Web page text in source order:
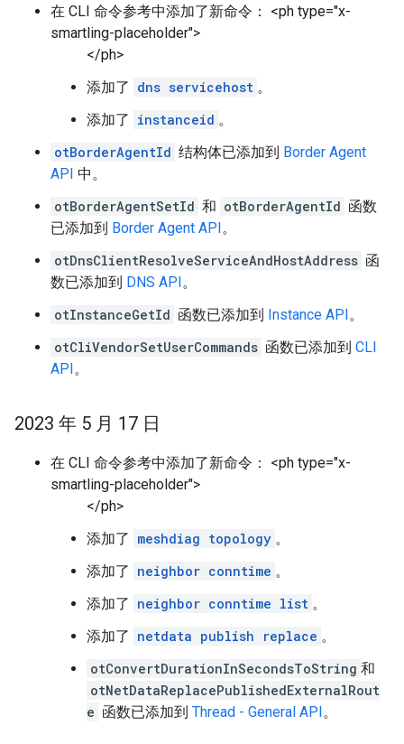
在 CLI 命令参考中添加了新命令： <ph type="x-
smartling-placeholder">
</ph>
添加了 dns servicehost 。
添加了 instanceid 。
otBorderAgentId 结构体已添加到 Border Agent
API 中。
otBorderAgentSetId 和 otBorderAgentId 函数
已添加到 Border Agent API。
otDnsClientResolveServiceAndHostAddress 函
数已添加到 DNS API。
otInstanceGetId 函数已添加到 Instance API。
otCliVendorSetUserCommands 函数已添加到 CLI
API。
2023 年 5 月 17 日
在 CLI 命令参考中添加了新命令： <ph type="x-
smartling-placeholder">
</ph>
添加了 meshdiag topology 。
添加了 neighbor conntime 。
添加了 neighbor conntime list 。
添加了 netdata publish replace 。
otConvertDurationInSecondsToString 和
otNetDataReplacePublishedExternalRout
e 函数已添加到 Thread - General API。